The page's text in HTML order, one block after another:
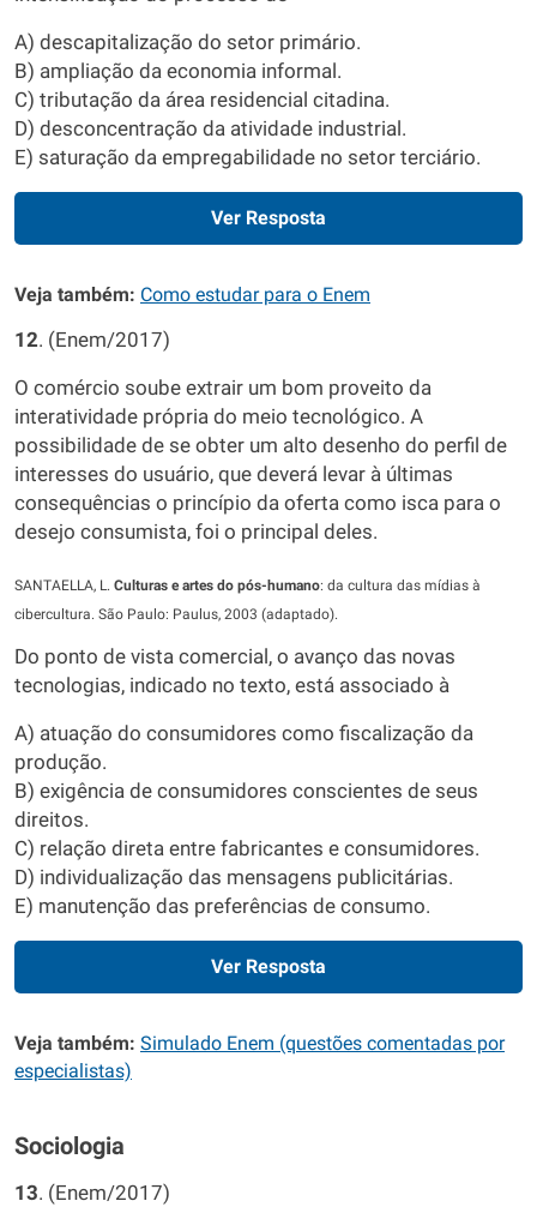
A) descapitalização do setor primário.
B) ampliação da economia informal.
C) tributação da área residencial citadina.
D) desconcentração da atividade industrial.
E) saturação da empregabilidade no setor terciário.
Ver Resposta
Veja também: Como estudar para o Enem
12. (Enem/2017)
O comércio soube extrair um bom proveito da
interatividade própria do meio tecnológico. A
possibilidade de se obter um alto desenho do perfil de
interesses do usuário, que deverá levar à últimas
consequências o princípio da oferta como isca para o
desejo consumista, foi o principal deles.
SANTAELLA, L. Culturas e artes do pós-humano: da cultura das mídias à
cibercultura. São Paulo: Paulus, 2003 (adaptado).
Do ponto de vista comercial, o avanço das novas
tecnologias, indicado no texto, está associado à
A) atuação do consumidores como fiscalização da
produção.
B) exigência de consumidores conscientes de seus
direitos.
C) relação direta entre fabricantes e consumidores.
D) individualização das mensagens publicitárias.
E) manutenção das preferências de consumo.
Ver Resposta
Veja também: Simulado Enem (questões comentadas por
especialistas)
Sociologia
13. (Enem/2017)